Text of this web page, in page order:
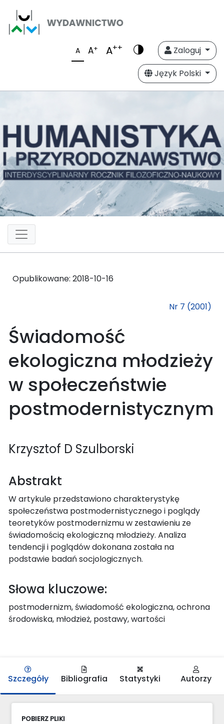
A A+ A++
Zaloguj
Język Polski
Opublikowane: 2018-10-16
Nr 7 (2001)
Świadomość
ekologiczna młodzieży
w społeczeństwie
postmodernistycznym
Krzysztof D Szulborski
Abstrakt
W artykule przedstawiono charakterystykę
społeczeństwa postmodernistycznego i poglądy
teoretyków postmodernizmu w zestawieniu ze
świadomością ekologiczną młodzieży. Analiza
tendencji i poglądów dokonana została na
podstawie badań socjologicznych.
Słowa kluczowe:
postmodernizm, świadomość ekologiczna, ochrona
środowiska, młodzież, postawy, wartości
Szczegóły Bibliografia Statystyki Autorzy
POBIERZ PLIKI